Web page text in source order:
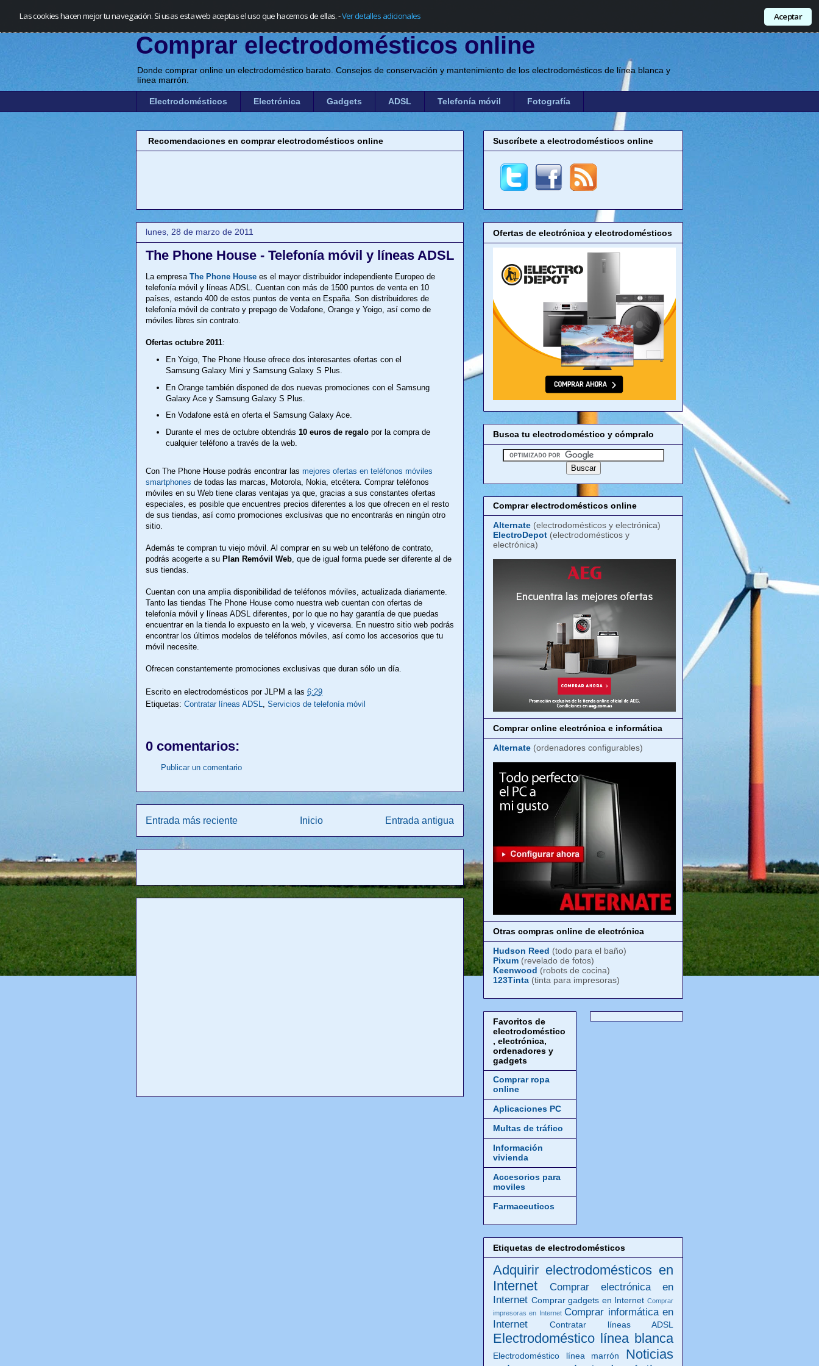
Las cookies hacen mejor tu navegación. Si usas esta web aceptas el uso que hacemos de ellas.-Ver detalles adicionales Aceptar
Comprar electrodomésticos online
Donde comprar online un electrodoméstico barato. Consejos de conservación y mantenimiento de los electrodomésticos de línea blanca y
línea marrón.
Electrodomésticos Electrónica Gadgets ADSL Telefonía móvil Fotografía
Recomendaciones en comprar electrodomésticos online
lunes, 28 de marzo de 2011
The Phone House - Telefonía móvil y líneas ADSL
La empresa The Phone House es el mayor distribuidor independiente Europeo de
telefonía móvil y líneas ADSL. Cuentan con más de 1500 puntos de venta en 10
países, estando 400 de estos puntos de venta en España. Son distribuidores de
telefonía móvil de contrato y prepago de Vodafone, Orange y Yoigo, así como de
móviles libres sin contrato.
Ofertas octubre 2011:
En Yoigo, The Phone House ofrece dos interesantes ofertas con el
Samsung Galaxy Mini y Samsung Galaxy S Plus.
En Orange también disponed de dos nuevas promociones con el Samsung
Galaxy Ace y Samsung Galaxy S Plus.
En Vodafone está en oferta el Samsung Galaxy Ace.
Durante el mes de octubre obtendrás 10 euros de regalopor la compra de
cualquier teléfono a través de la web.
Con The Phone House podrás encontrar las mejores ofertas en teléfonos móviles
smartphones de todas las marcas, Motorola, Nokia, etcétera. Comprar teléfonos
móviles en su Web tiene claras ventajas ya que, gracias a sus constantes ofertas
especiales, es posible que encuentres precios diferentes a los que ofrecen en el resto
de sus tiendas, así como promociones exclusivas que no encontrarás en ningún otro
sitio.
Además te compran tu viejo móvil. Al comprar en su web un teléfono de contrato,
podrás acogerte a su Plan Remóvil Web , que de igual forma puede ser diferente al de
sus tiendas.
Cuentan con una amplia disponibilidad de teléfonos móviles, actualizada diariamente.
Tanto las tiendas The Phone House como nuestra web cuentan con ofertas de
telefonía móvil y líneas ADSL diferentes, por lo que no hay garantía de que puedas
encuentrar en la tienda lo expuesto en la web, y viceversa. En nuestro sitio web podrás
encontrar los últimos modelos de teléfonos móviles, así como los accesorios que tu
móvil necesite.
Ofrecen constantemente promociones exclusivas que duran sólo un día.
Escrito en electrodomésticos por JLPM a las 6:29
Etiquetas: Contratar líneas ADSL, Servicios de telefonía móvil
0 comentarios:
Publicar un comentario
Entrada más reciente Entrada antigua
Inicio
Suscríbete a electrodomésticos online
Ofertas de electrónica y electrodomésticos
Busca tu electrodoméstico y cómpralo
Comprar electrodomésticos online
Alternate (electrodomésticos y electrónica)
ElectroDepot (electrodomésticos y
electrónica)
Comprar online electrónica e informática
Alternate (ordenadores configurables)
Otras compras online de electrónica
Hudson Reed (todo para el baño)
Pixum (revelado de fotos)
Keenwood (robots de cocina)
123Tinta (tinta para impresoras)
Favoritos de
electrodoméstico
, electrónica,
ordenadores y
gadgets
Comprar ropa
online
Aplicaciones PC
Multas de tráfico
Información
vivienda
Accesorios para
moviles
Farmaceuticos
Etiquetas de electrodomésticos
Adquirir electrodomésticos en
Internet
Comprar electrónica en
Internet Comprar gadgets en Internet Comprar
impresoras en Internet Comprar informática en
Internet
Contratar líneas ADSL
Electrodoméstico línea blanca
Electrodoméstico línea marrón
Noticias